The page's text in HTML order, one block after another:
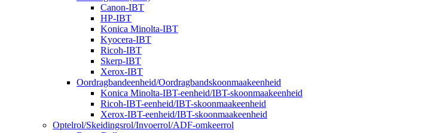
Canon-IBT
HP-IBT
Konica Minolta-IBT
Kyocera-IBT
Ricoh-IBT
Skerp-IBT
Xerox-IBT
Oordragbandeenheid/Oordragbandskoonmaakeenheid
Konica Minolta-IBT-eenheid/IBT-skoonmaakeenheid
Ricoh-IBT-eenheid/IBT-skoonmaakeenheid
Xerox-IBT-eenheid/IBT-skoonmaakeenheid
Optelrol/Skeidingsrol/Invoerrol/ADF-omkeerrol